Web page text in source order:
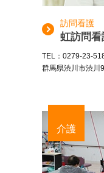
訪問看護
虹訪問
TEL：0279-23-
群馬県渋川市渋川
介護